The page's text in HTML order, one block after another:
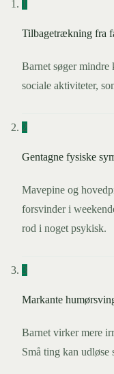
1
Tilbagetrækning fra
Barnet søger
sociale aktiviteter,
2
Gentagne fysiske
Mavepine og
forsvinder i
rod i noget psykisk.
3
Markante
Barnet virker mere
Små ting kan udløse